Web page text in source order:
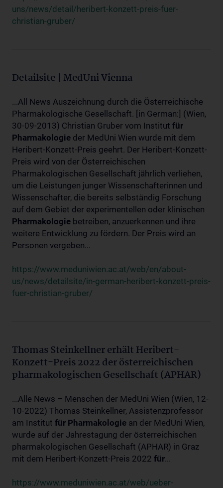
uns/news/detail/heribert-konzett-preis-fuer-
christian-gruber/
Detailsite | MedUni Vienna
...All News Auszeichnung durch die Österreichische
Pharmakologische Gesellschaft. [in German:] (Wien,
30-09-2013) Christian Gruber vom Institut für
Pharmakologie der MedUni Wien wurde mit dem
Heribert-Konzett-Preis geehrt. Der Heribert-Konzett-
Preis wird von der Österreichischen
Pharmakologischen Gesellschaft jährlich verliehen,
um die Leistungen junger Wissenschafterinnen und
Wissenschafter, die bereits selbständig Forschung
auf dem Gebiet der experimentellen oder klinischen
Pharmakologie betreiben, anzuerkennen und ihre
weitere Entwicklung zu fördern. Der Preis wird an
Personen vergeben...
https://www.meduniwien.ac.at/web/en/about-
us/news/detailsite/in-german-heribert-konzett-preis-
fuer-christian-gruber/
Thomas Steinkellner erhält Heribert-
Konzett-Preis 2022 der österreichischen
pharmakologischen Gesellschaft (APHAR)
...Alle News – Menschen der MedUni Wien (Wien, 12-
10-2022) Thomas Steinkellner, Assistenzprofessor
am Institut für Pharmakologie an der MedUni Wien,
wurde auf der Jahrestagung der österreichischen
pharmakologischen Gesellschaft (APHAR) in Graz
mit dem Heribert-Konzett-Preis 2022 für...
https://www.meduniwien.ac.at/web/ueber-